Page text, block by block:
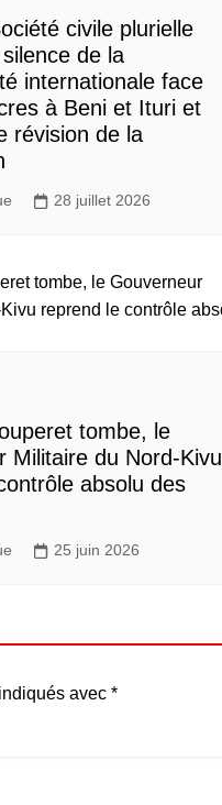
civile plurielle
de la
internationale face
à Beni et Ituri et
révision de la
28 juillet 2026
tombe, le
Militaire du Nord-Kivu
absolu des
25 juin 2026
avec *